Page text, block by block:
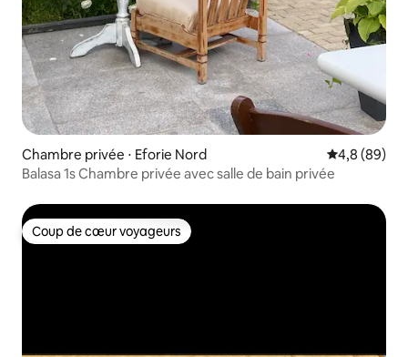
Chambre privée ⋅ Eforie Nord Évaluation
4,8 (89)
Balasa 1s Chambre privée avec salle de bain privée
Coup de cœur voyageurs
Coup de cœur voyageurs